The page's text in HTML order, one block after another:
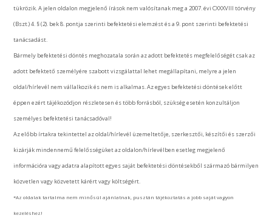
tükrözik. A jelen oldalon megjelenő írások nem valósítanak meg a 2007. évi CXXXVIII törvény
(Bszt.) 4. § (2). bek 8. pontja szerinti befektetési elemzést és a 9. pont szerinti befektetési
tanácsadást.
Bármely befektetési döntés meghozatala során az adott befektetés megfelelőségét csak az
adott befektető személyére szabott vizsgálattal lehet megállapítani, melyre a jelen
oldal/hírlevél nem vállalkozik és nem is alkalmas. Az egyes befektetési döntések előtt
éppen ezért tájékozódjon részletesen és több forrásból, szükség esetén konzultáljon
személyes befektetési tanácsadóval!
Az előbb írtakra tekintettel az oldal/hírlevél üzemeltetője, szerkesztői, készítői és szerzői
kizárják mindennemű felelősségüket az oldalon/hírlevélben esetleg megjelenő
információra vagy adatra alapított egyes saját befektetési döntésekből származó bármilyen
közvetlen vagy közvetett kárért vagy költségért.
*Az oldalak tartalma nem minősül ajánlatnak, pusztán tájékoztatás a jobb saját vagyon
kezeléshez!